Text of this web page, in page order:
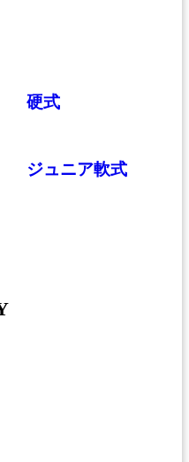
硬式
ジュニア軟式